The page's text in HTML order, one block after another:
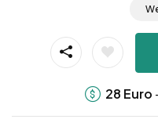
28 Euro